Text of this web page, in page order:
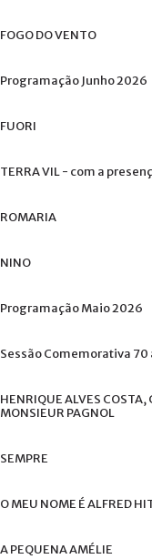
FOGODOVENTO
Programação Junho2026
FUORI
TERRAVIL- com a
ROMARIA
NINO
ProgramaçãoMaio2026
SessãoComemorativa 70
HENRIQUEALVES COSTA,
MONSIEUR PAGNOL
SEMPRE
OMEU NOME ÉALFRED
APEQUENAAMÉLIE